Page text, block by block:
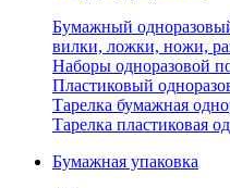
Бумажный
вилки, ложки, ножи,
Наборы одноразовой
Пластиковый
Тарелка бумажная
Тарелка пластиковая
Бумажная упаковка